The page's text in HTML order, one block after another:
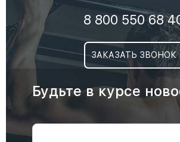
8 800 550 68
ЗАКАЗАТЬ ЗВОНОК
Будьте в курсе